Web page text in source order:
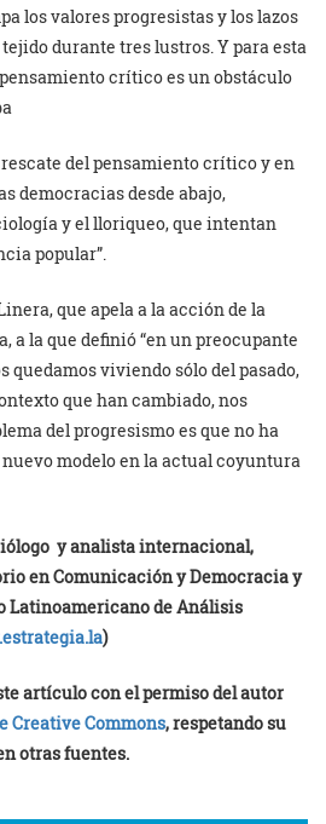
los valores progresistas y los lazos
durante tres lustros. Y para esta
crítico es un obstáculo
del pensamiento crítico y en
democracias desde abajo,
y el lloriqueo, que intentan
popular”.
que apela a la acción de la
a la que definió “en un preocupante
quedamos viviendo sólo del pasado,
que han cambiado, nos
del progresismo es que no ha
modelo en la actual coyuntura
y analista internacional,
en Comunicación y Democracia y
Latinoamericano de Análisis
)
artículo con el permiso del autor
Creative Commons, respetando su
otras fuentes.